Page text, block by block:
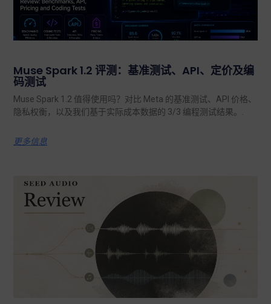
Muse Spark 1.2 评测：基准测试、API、定价及编
码测试
Muse Spark 1.2 值得使用吗？对比 Meta 的基准测试、API 价格、
隐私权衡，以及我们基于实际成本数据的 3/3 编程测试结果。.
更多信息